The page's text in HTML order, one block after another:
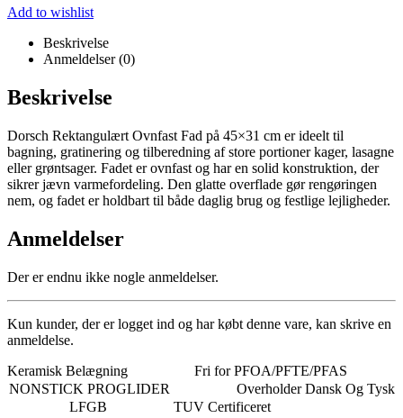
Add to wishlist
Beskrivelse
Anmeldelser (0)
Beskrivelse
Dorsch Rektangulært Ovnfast Fad på 45×31 cm er ideelt til
bagning, gratinering og tilberedning af store portioner kager, lasagne
eller grøntsager. Fadet er ovnfast og har en solid konstruktion, der
sikrer jævn varmefordeling. Den glatte overflade gør rengøringen
nem, og fadet er holdbart til både daglig brug og festlige lejligheder.
Anmeldelser
Der er endnu ikke nogle anmeldelser.
Kun kunder, der er logget ind og har købt denne vare, kan skrive en
anmeldelse.
Keramisk Belægning
Fri for PFOA/PFTE/PFAS
NONSTICK PROGLIDER
Overholder Dansk Og Tysk
LFGB
TUV Certificeret